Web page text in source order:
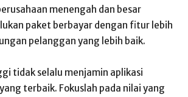
menengah dan besar
paket berbayar dengan fitur lebih
pelanggan yang lebih baik.
tidak selalu menjamin aplikasi
terbaik. Fokuslah pada nilai yang